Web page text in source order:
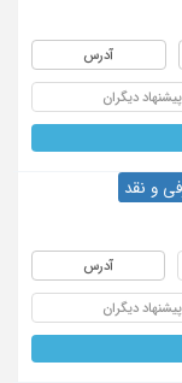
آدرس
پیشنهاد دیگران
و نقد
آدرس
پیشنهاد دیگران